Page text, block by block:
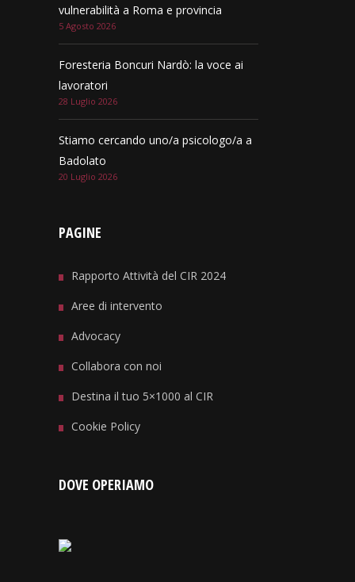
vulnerabilità a Roma e provincia
5 Agosto 2026
Foresteria Boncuri Nardò: la voce ai
lavoratori
28 Luglio 2026
Stiamo cercando uno/a psicologo/a a
Badolato
20 Luglio 2026
PAGINE
Rapporto Attività del CIR 2024
Aree di intervento
Advocacy
Collabora con noi
Destina il tuo 5×1000 al CIR
Cookie Policy
DOVE OPERIAMO